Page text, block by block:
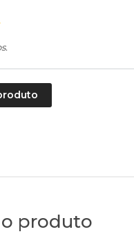
produto